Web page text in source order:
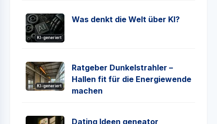
KI-generiert
Was denkt die Welt über KI?
KI-generiert
Ratgeber Dunkelstrahler –
Hallen fit für die Energiewende
machen
Dating Ideen geneator